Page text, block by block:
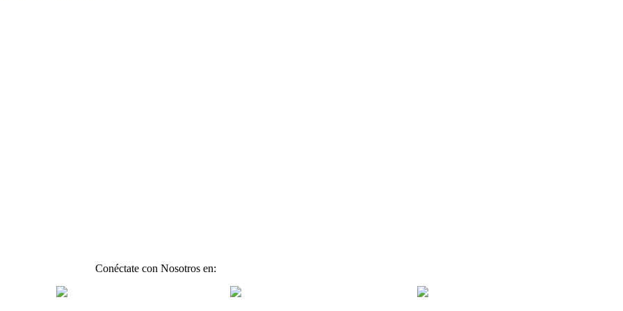
Conéctate con Nosotros en: